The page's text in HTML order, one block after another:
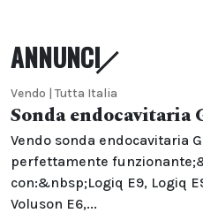
ANNUNCI
Vendo | Tutta Italia
Sonda endocavitaria
Vendo sonda endocavitaria
perfettamente
con:&nbsp;Logiq E9, Logiq
Voluson E6,...